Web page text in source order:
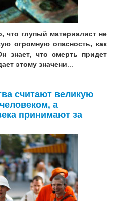
что глупый материалист не
огромную опасность, как
знает, что смерть придет
этому значени...
считают великую
а
принимают за